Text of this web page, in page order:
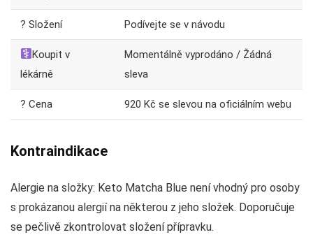
? Složení Podívejte se v návodu
Koupit v
lékárně
Momentálně vyprodáno / Žádná
sleva
? Cena 920 Kč se slevou na oficiálním webu
Kontraindikace
Alergie na složky: Keto Matcha Blue není vhodný pro osoby
s prokázanou alergií na některou z jeho složek. Doporučuje
se pečlivě zkontrolovat složení přípravku.